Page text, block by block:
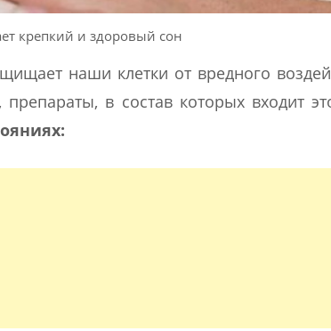
крепкий и здоровый сон
наши клетки от вредного
в состав которых входит